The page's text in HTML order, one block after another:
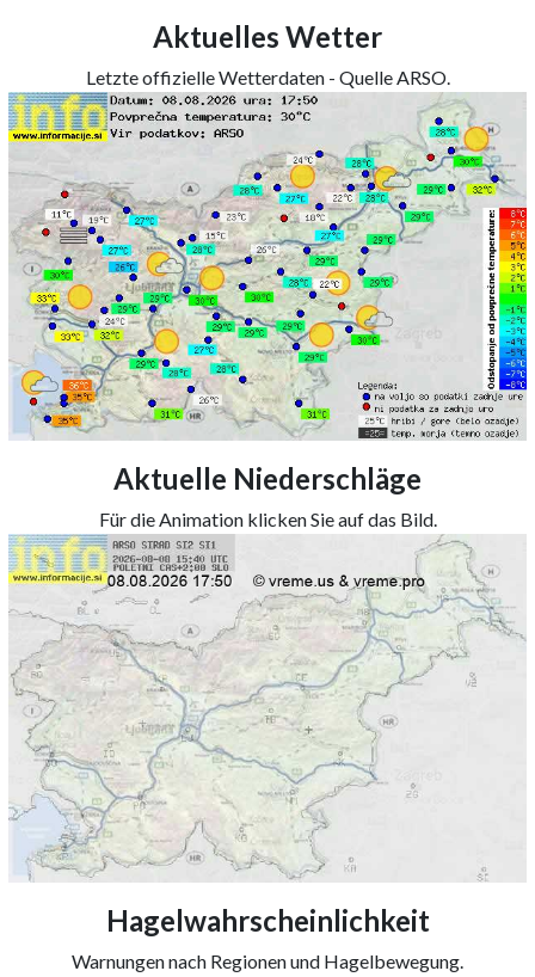
Aktuelles Wetter
Letzte offizielle Wetterdaten - Quelle ARSO.
Aktuelle Niederschläge
Für die Animation klicken Sie auf das Bild.
Hagelwahrscheinlichkeit
Warnungen nach Regionen und Hagelbewegung.